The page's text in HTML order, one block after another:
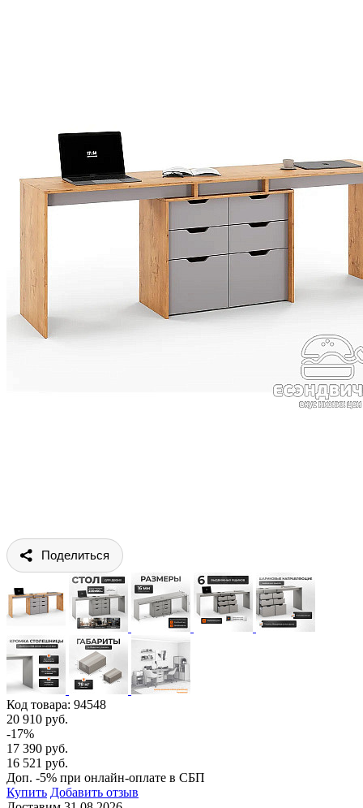
Поделиться
Код товара: 94548
20 910 руб.
-17%
17 390 руб.
16 521 руб.
Доп. -5% при онлайн-оплате в СБП
Купить Добавить отзыв